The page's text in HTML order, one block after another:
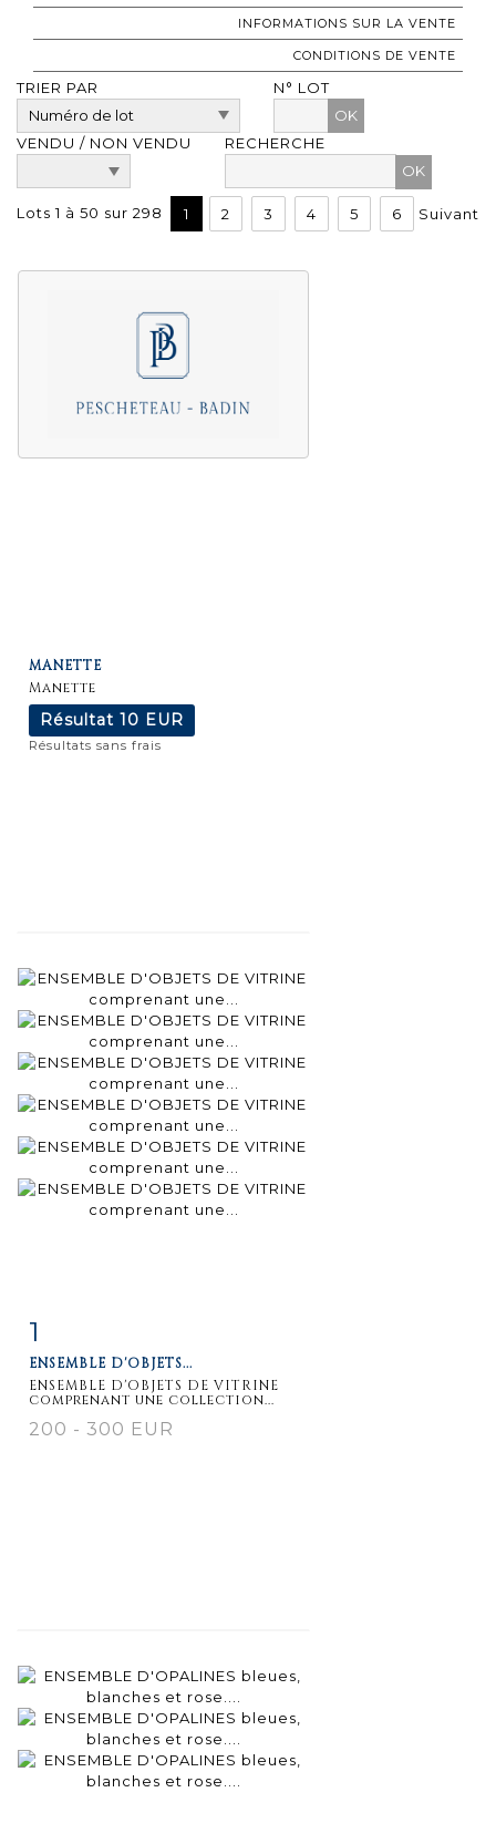
INFORMATIONS SUR LA VENTE
CONDITIONS DE VENTE
TRIER PAR
N° LOT
OK
VENDU / NON VENDU
RECHERCHE
Lots 1 à 50 sur 298 1 2 3 4 5 6 Suivant
MANETTE
Manette
Résultat 10 EUR
Résultats sans frais
détaillée
1
ENSEMBLE D'OBJETS...
ENSEMBLE D'OBJETS DE VITRINE
comprenant une collection...
200 - 300 EUR